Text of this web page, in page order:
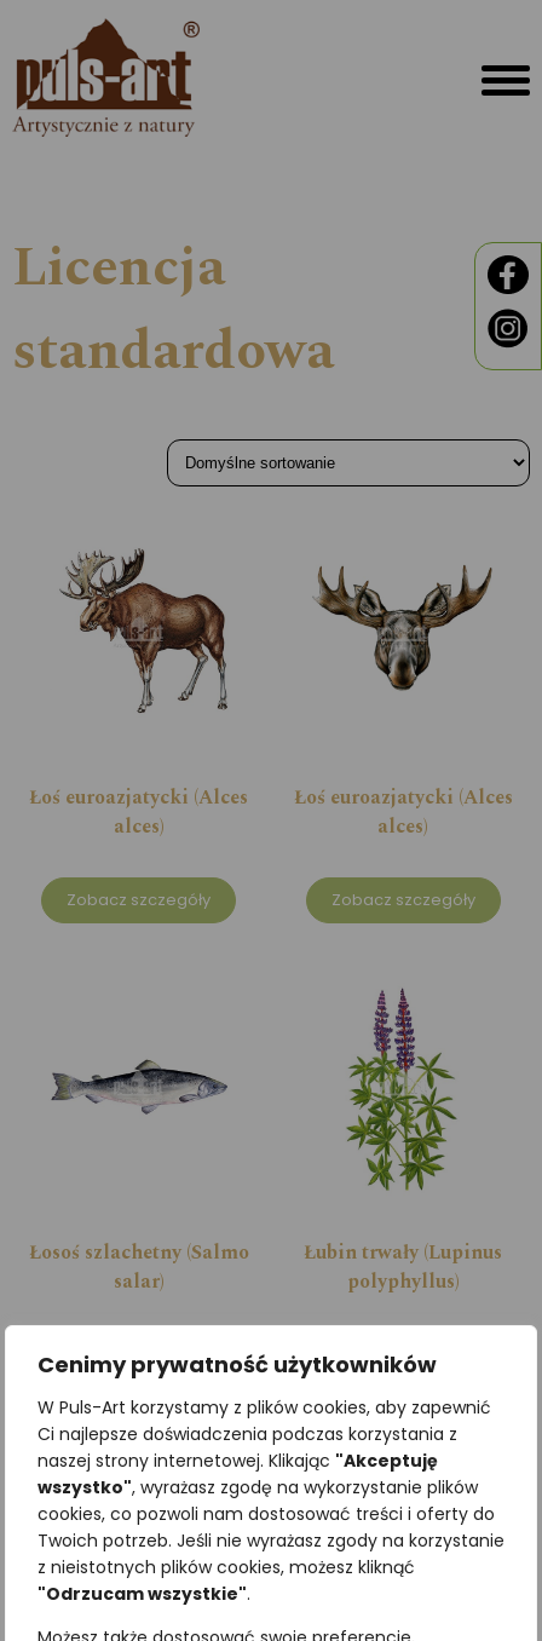
Cenimy prywatność użytkowników
W Puls-Art korzystamy z plików cookies, aby zapewnić
Ci najlepsze doświadczenia podczas korzystania z
naszej strony internetowej. Klikając "Akceptuję
wszystko", wyrażasz zgodę na wykorzystanie plików
cookies, co pozwoli nam dostosować treści i oferty do
Twoich potrzeb. Jeśli nie wyrażasz zgody na korzystanie
z nieistotnych plików cookies, możesz kliknąć
"Odrzucam wszystkie".
Licencja
standardowa
Łoś euroazjatycki (Alces
alces)
Zobacz szczegóły
Łoś euroazjatycki (Alces
alces)
Zobacz szczegóły
Łosoś szlachetny (Salmo
salar)
Zobacz szczegóły
Łubin trwały (Lupinus
polyphyllus)
Zobacz szczegóły